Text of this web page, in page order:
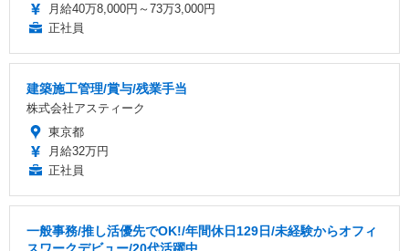
月給40万8,000円～73万3,000円
正社員
建築施工管理/賞与/残業手当
株式会社アスティーク
東京都
月給32万円
正社員
一般事務/推し活優先でOK!/年間休日129日/未経験からオフィ
スワークデビュー/20代活躍中